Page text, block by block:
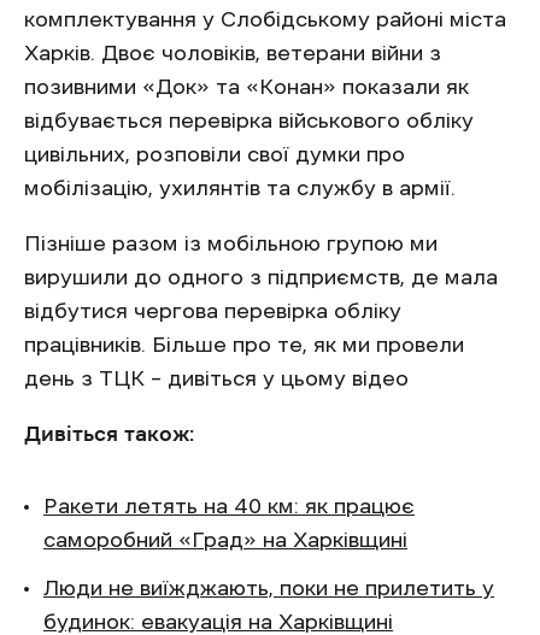
комплектування у Слобідському районі міста
Харків. Двоє чоловіків, ветерани війни з
позивними «Док» та «Конан» показали як
відбувається перевірка військового обліку
цивільних, розповіли свої думки про
мобілізацію, ухилянтів та службу в армії.
Пізніше разом із мобільною групою ми
вирушили до одного з підприємств, де мала
відбутися чергова перевірка обліку
працівників. Більше про те, як ми провели
день з ТЦК – дивіться у цьому відео
Дивіться також:
Ракети летять на 40 км: як працює
саморобний «Град» на Харківщині
Люди не виїжджають, поки не прилетить у
будинок: евакуація на Харківщині